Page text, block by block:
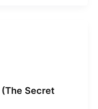
(The Secret